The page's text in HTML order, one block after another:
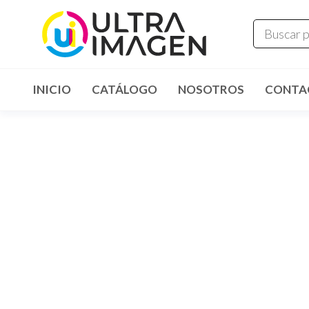
contenido
INICIO CATÁLOGO NOSOTROS